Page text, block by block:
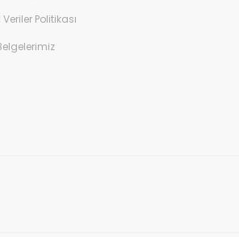
Veriler Politikası